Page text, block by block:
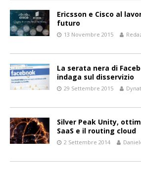
Ericsson e Cisco al
futuro
13 Novembre 2015
La serata nera di
indaga sul disservizio
29 Settembre 2015
Silver Peak Unity,
SaaS e il routing cloud
2 Settembre 2014